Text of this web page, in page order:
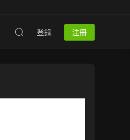
登錄 注冊